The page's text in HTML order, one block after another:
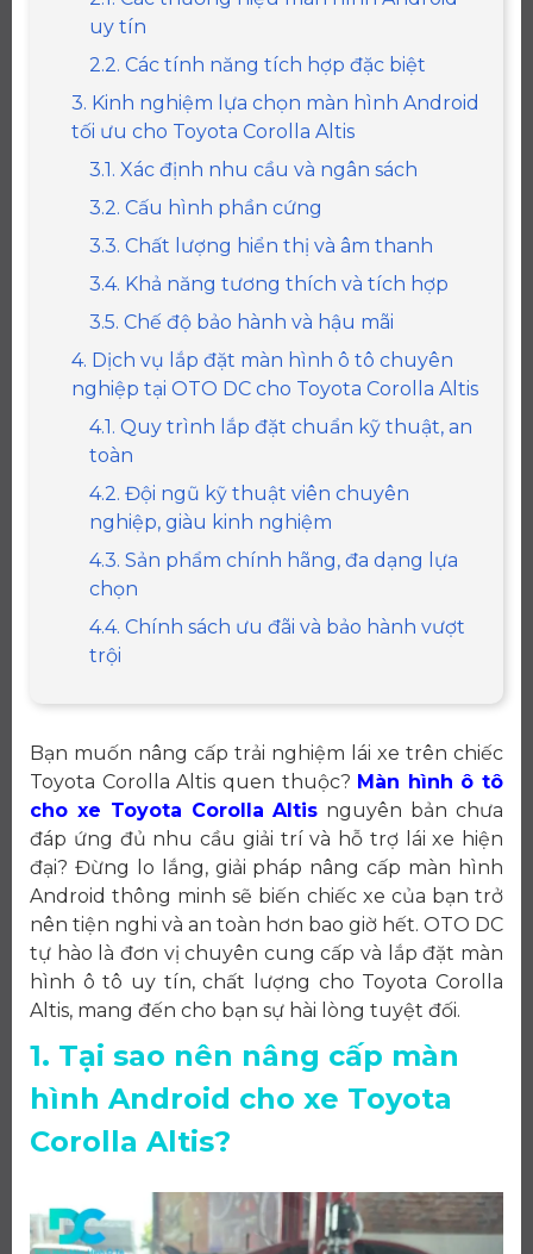
uy tín
2.2. Các tính năng tích hợp đặc biệt
3. Kinh nghiệm lựa chọn màn hình Android
tối ưu cho Toyota Corolla Altis
3.1. Xác định nhu cầu và ngân sách
3.2. Cấu hình phần cứng
3.3. Chất lượng hiển thị và âm thanh
3.4. Khả năng tương thích và tích hợp
3.5. Chế độ bảo hành và hậu mãi
4. Dịch vụ lắp đặt màn hình ô tô chuyên
nghiệp tại OTO DC cho Toyota Corolla Altis
4.1. Quy trình lắp đặt chuẩn kỹ thuật, an
toàn
4.2. Đội ngũ kỹ thuật viên chuyên
nghiệp, giàu kinh nghiệm
4.3. Sản phẩm chính hãng, đa dạng lựa
chọn
4.4. Chính sách ưu đãi và bảo hành vượt
trội
Bạn muốn nâng cấp trải nghiệm lái xe trên chiếc
Toyota Corolla Altis quen thuộc? Màn hình ô tô
cho xe Toyota Corolla Altis nguyên bản chưa
đáp ứng đủ nhu cầu giải trí và hỗ trợ lái xe hiện
đại? Đừng lo lắng, giải pháp nâng cấp màn hình
Android thông minh sẽ biến chiếc xe của bạn trở
nên tiện nghi và an toàn hơn bao giờ hết. OTO DC
tự hào là đơn vị chuyên cung cấp và lắp đặt màn
hình ô tô uy tín, chất lượng cho Toyota Corolla
Altis, mang đến cho bạn sự hài lòng tuyệt đối.
1. Tại sao nên nâng cấp màn
hình Android cho xe Toyota
Corolla Altis?